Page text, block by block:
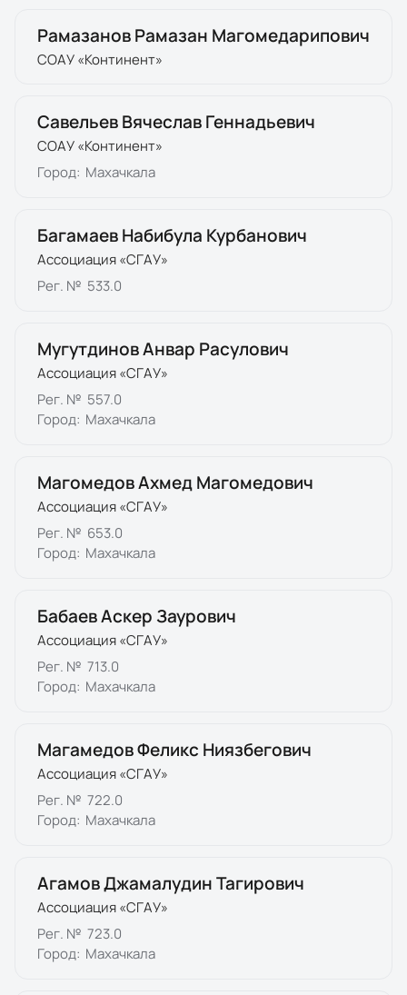
Рамазанов Рамазан Магомедарипович
СОАУ «Континент»
Савельев Вячеслав Геннадьевич
СОАУ «Континент»
Город: Махачкала
Багамаев Набибула Курбанович
Ассоциация «СГАУ»
Рег. № 533.0
Мугутдинов Анвар Расулович
Ассоциация «СГАУ»
Рег. № 557.0
Город: Махачкала
Магомедов Ахмед Магомедович
Ассоциация «СГАУ»
Рег. № 653.0
Город: Махачкала
Бабаев Аскер Заурович
Ассоциация «СГАУ»
Рег. № 713.0
Город: Махачкала
Магамедов Феликс Ниязбегович
Ассоциация «СГАУ»
Рег. № 722.0
Город: Махачкала
Агамов Джамалудин Тагирович
Ассоциация «СГАУ»
Рег. № 723.0
Город: Махачкала